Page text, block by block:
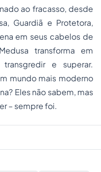
ao fracasso, desde
Guardiã e Protetora,
em seus cabelos de
transforma em
e superar.
mundo mais moderno
Eles não sabem, mas
– sempre foi.